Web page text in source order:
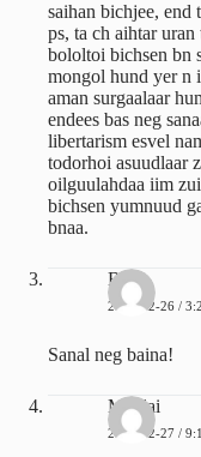
saihan bichjee, end
ps, ta ch aihtar
bololtoi bichsen bn
mongol hund yer n
aman surgaalaar
endees bas neg
libertarism esvel
todorhoi asuudlaar
oilguulahdaa iim
bichsen yumnuud
bnaa.
Bold
2011-12-26 /
Sanal neg baina!
Manlai
2011-12-27 /